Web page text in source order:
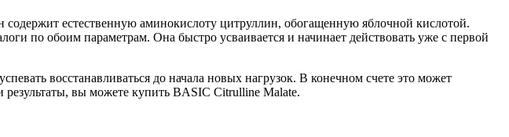
естественную аминокислоту цитруллин, обогащенную яблочной кислотой.
по обоим параметрам. Она быстро усваивается и начинает действовать уже с первой
восстанавливаться до начала новых нагрузок. В конечном счете это может
вы можете купить BASIC Citrulline Malate.